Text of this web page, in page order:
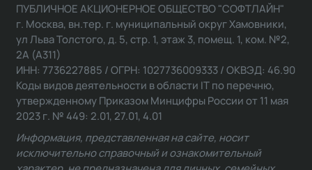
ПУБЛИЧНОЕ АКЦИОНЕРНОЕ ОБЩЕСТВО "СОФТЛАЙН"
г. Москва, вн.тер. г. муниципальный округ Хамовники,
ул Льва Толстого, д. 5, стр. 1, этаж 3, помещ. 1, ком. №2,
2А (А311)
ИНН: 7736227885 / ОГРН: 1027736009333 / ОКВЭД: 46.90
Коды видов деятельности в области IT по перечню,
утвержденному Приказом Минцифры России от 11 мая
2023 г. № 449: 2.01, 27.01, 4.01
Информация, представленная на сайте, носит
исключительно справочный и ознакомительный